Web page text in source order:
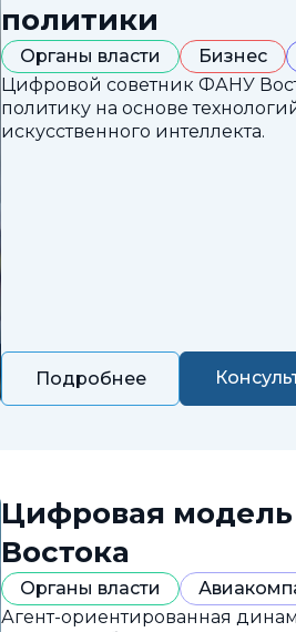
политики
Органы власти Бизнес
Цифровой советник ФАНУ
политику на основе
искусственного интеллекта.
Подробнее
Цифровая модель
Востока
Органы власти
Агент-ориентированная